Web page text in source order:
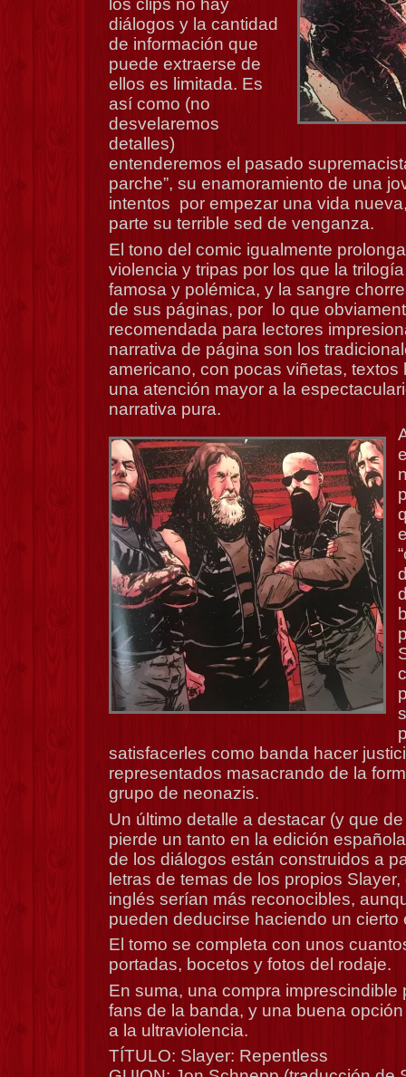
los clips no hay
diálogos y la cantidad
de información que
puede extraerse de
ellos es limitada. Es
así como (no
desvelaremos
detalles)
entenderemos el pasado
parche”, su enamoramiento de una
intentos por empezar una vida
parte su terrible sed de venganza.
El tono del comic igualmente
violencia y tripas por los que la
famosa y polémica, y la sangre
de sus páginas, por lo que
recomendada para lectores
narrativa de página son los
americano, con pocas viñetas, textos
una atención mayor a la
narrativa pura.
satisfacerles como banda hacer
representados masacrando de la
grupo de neonazis.
Un último detalle a destacar (y que
pierde un tanto en la edición
de los diálogos están construidos a
letras de temas de los propios
inglés serían más reconocibles,
pueden deducirse haciendo un cierto
El tomo se completa con unos
portadas, bocetos y fotos del rodaje.
En suma, una compra imprescindible
fans de la banda, y una buena
a la ultraviolencia.
TÍTULO: Slayer: Repentless